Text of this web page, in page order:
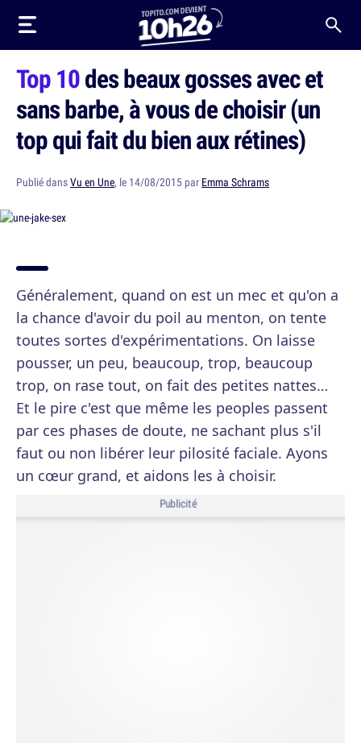
Top 10des beaux gosses avec et
sans barbe, à vous de choisir (un
top qui fait du bien aux rétines)
Publié dansVu en Une, le 14/08/2015 par Emma Schrams
Généralement, quand on est un mec et qu'on a
la chance d'avoir du poil au menton, on tente
toutes sortes d'expérimentations. On laisse
pousser, un peu, beaucoup, trop, beaucoup
trop, on rase tout, on fait des petites nattes…
Et le pire c'est que même les peoples passent
par ces phases de doute, ne sachant plus s'il
faut ou non libérer leur pilosité faciale. Ayons
un cœur grand, et aidons les à choisir.
Publicité